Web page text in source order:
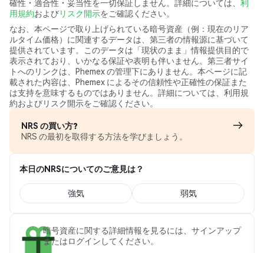
確性・適合性・妥当性を一切保証しません。詳細については、 利
用規約およびリスク開示をご確認ください。
なお、本ページで取り上げられている暗号資産（例：現在のリア
ルタイム価格）に関連するデータは、第三者の情報源に基づいて
提供されています。このデータは「現状のまま」情報提供目的で
表示されており、いかなる保証や表明も伴いません。第三者サイ
トへのリンクは、Phemex の管理下にありません。本ページに記
載された内容は、Phemex によるその信頼性や正確性の保証また
は支持を意味するものではありません。詳細については、利用規
約およびリスク開示をご確認ください。
NRS の買い方?
NRS の最初を取得する方法を学びましょう。
本日のNRSについてのご意見は？
強気 弱気
暗号資産に関する詳細情報を見るには、サインアップ
またはログインしてください。